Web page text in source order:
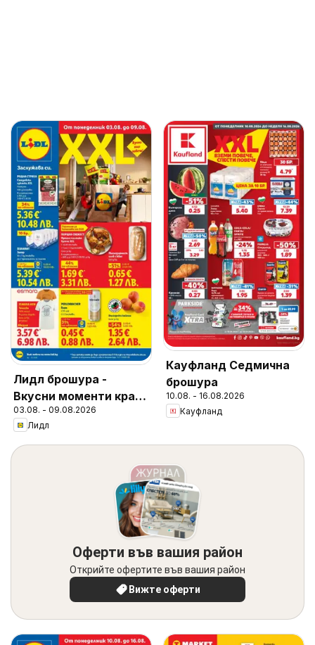
Лидл брошура -
Вкусни моменти край
грила
03.08. - 09.08.2026
Лидл
Кауфланд Седмична
брошура
10.08. - 16.08.2026
Кауфланд
Оферти във вашия район
Открийте офертите във вашия район
Вижте оферти